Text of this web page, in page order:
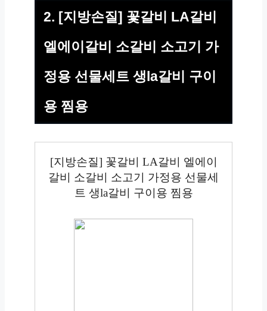
2. [지방손질] 꽃갈비 LA갈비
엘에이갈비 소갈비 소고기 가
정용 선물세트 생la갈비 구이
용 찜용
[지방손질] 꽃갈비 LA갈비 엘에이
갈비 소갈비 소고기 가정용 선물세
트 생la갈비 구이용 찜용